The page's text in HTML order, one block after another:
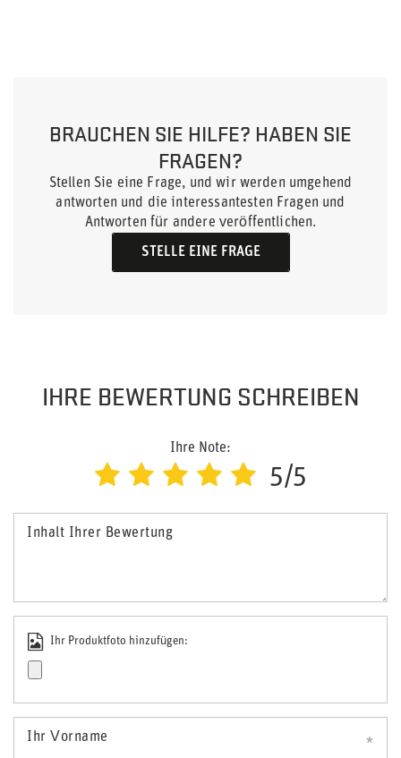
BRAUCHEN SIE HILFE? HABEN SIE
FRAGEN?
Stellen Sie eine Frage, und wir werden umgehend
antworten und die interessantesten Fragen und
Antworten für andere veröffentlichen.
STELLE EINE FRAGE
IHRE BEWERTUNG SCHREIBEN
Ihre Note:
5/5
Inhalt Ihrer Bewertung
Ihr Produktfoto hinzufügen:
Ihr Vorname